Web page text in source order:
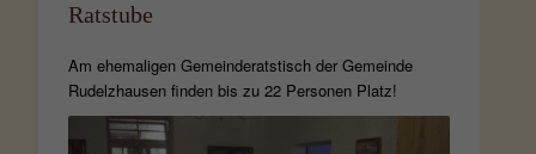
Ratstube
Am ehemaligen Gemeinderatstisch der Gemeinde
Rudelzhausen finden bis zu 22 Personen Platz!